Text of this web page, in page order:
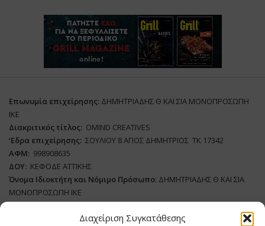
Διαχείριση Συγκατάθεσης
Επωνυμία επιχείρησης: ΔΗΜΗΤΡΙΑΔΗΣ Θ ΚΑΙ ΣΙΑ ΜΟΝΟΠΡΟΣΩΠΗ
ΙΚΕ
Διακριτικός τίτλος: ΟΜΙΝD CREATIVES
‘Eδρα επιχείρησης: ΣΟΥΛΙΟΥ 8 ΑΓΙΟΣ ΔΗΜΗΤΡΙΟΣ ΤΚ 17342
ΑΦΜ: 998908635
ΔΟΥ: ΚΕΦΟΔΕ ΑΤΤΙΚΗΣ
Όνομα Ιδιοκτήτη και Νόμιμο Πρόσωπο: ΔΗΜΗΤΡΙΑΔΗΣ Θ ΚΑΙ ΣΙΑ
ΜΟΝΟΠΡΟΣΩΠΗ ΙΚΕ
Διευθυντής Σύνταξης:ΑΘΑΝΑΣΙΟΣ ΑΝΤΩΝΙΟΥ